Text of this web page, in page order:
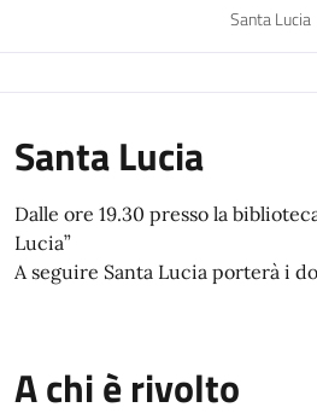
Santa Lucia
Santa Lucia
Dalle ore 19.30 presso la
Lucia”
A seguire Santa Lucia porterà i
A chi è rivolto